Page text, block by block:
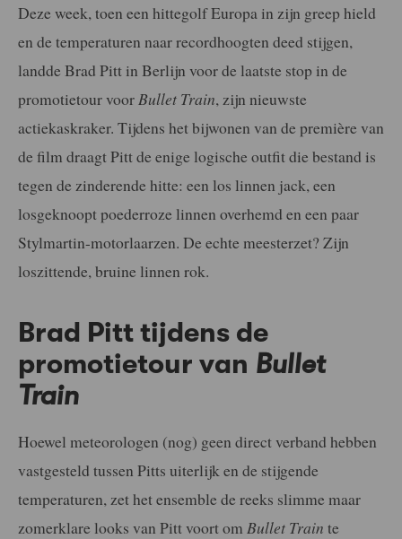
Deze week, toen een hittegolf Europa in zijn greep hield
en de temperaturen naar recordhoogten deed stijgen,
landde Brad Pitt in Berlijn voor de laatste stop in de
promotietour voor Bullet Train, zijn nieuwste
actiekaskraker. Tijdens het bijwonen van de première van
de film draagt Pitt de enige logische outfit die bestand is
tegen de zinderende hitte: een los linnen jack, een
losgeknoopt poederroze linnen overhemd en een paar
Stylmartin-motorlaarzen. De echte meesterzet? Zijn
loszittende, bruine linnen rok.
Brad Pitt tijdens de
promotietour van Bullet
Train
Hoewel meteorologen (nog) geen direct verband hebben
vastgesteld tussen Pitts uiterlijk en de stijgende
temperaturen, zet het ensemble de reeks slimme maar
zomerklare looks van Pitt voort om Bullet Train te